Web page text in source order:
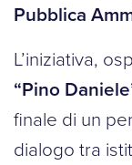
Pubblica
L’iniziativa,
“Pino
finale di un
dialogo tra